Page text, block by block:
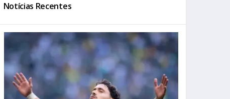
Notícias Recentes